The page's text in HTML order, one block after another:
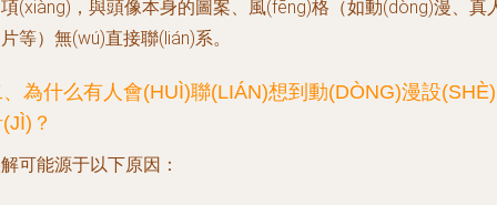
(xiàng)，與頭像本身的圖案、風(fēng)格（如動(dòng)漫、真
等）無(wú)直接聯(lián)系。
為什么有人會(HUÌ)聯(LIÁN)想到動(DÒNG)漫設(SHÈ)
？
可能源于以下原因：